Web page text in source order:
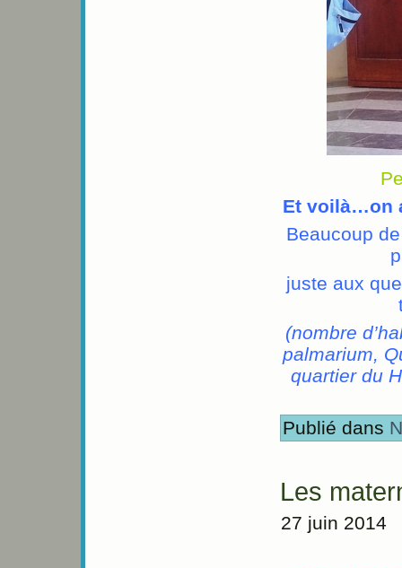
Et voilà…on
Beaucoup
juste aux
(nombre
palmarium,
quartier du
Publié dans
Les
27 juin 2014